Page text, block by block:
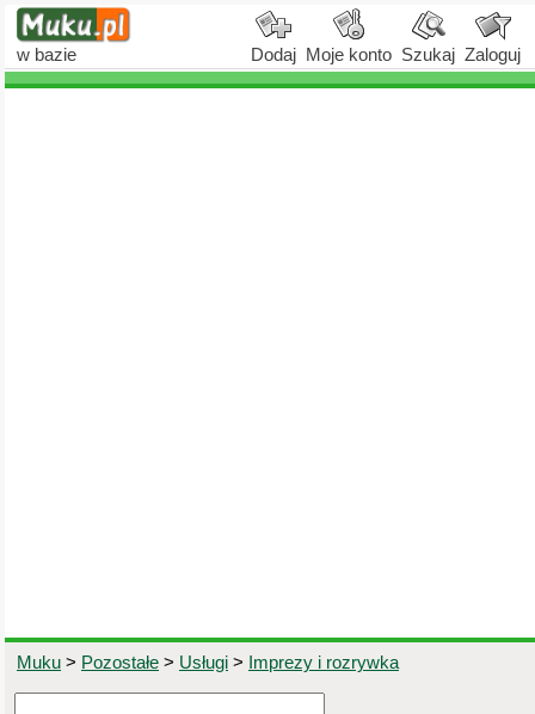
w bazie Dodaj Moje konto Szukaj Zaloguj
Muku > Pozostałe > Usługi > Imprezy i rozrywka